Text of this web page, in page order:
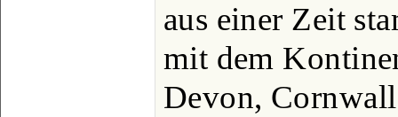
aus einer Zeit
mit dem
Devon,